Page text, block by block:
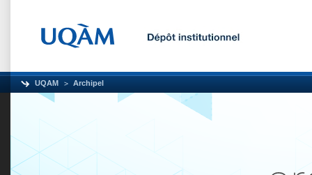
UQAM Archipel